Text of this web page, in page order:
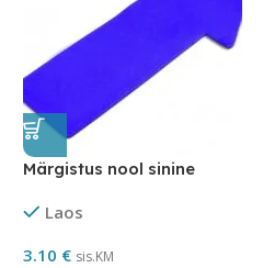
Märgistus nool sinine
Laos
3.10 € sis.KM